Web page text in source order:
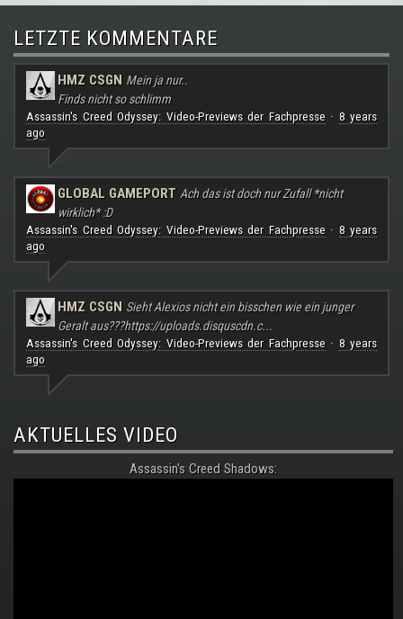
LETZTE KOMMENTARE
HMZ CSGN Mein ja nur..
Finds nicht so schlimm
Assassin's Creed Odyssey: Video-Previews der Fachpresse· 8 years
ago
GLOBAL GAMEPORT Ach das ist doch nur Zufall *nicht
wirklich* :D
Assassin's Creed Odyssey: Video-Previews der Fachpresse· 8 years
ago
HMZ CSGN Sieht Alexios nicht ein bisschen wie ein junger
Geralt aus???https://uploads.disquscdn.c...
Assassin's Creed Odyssey: Video-Previews der Fachpresse· 8 years
ago
AKTUELLES VIDEO
Assassin's Creed Shadows: